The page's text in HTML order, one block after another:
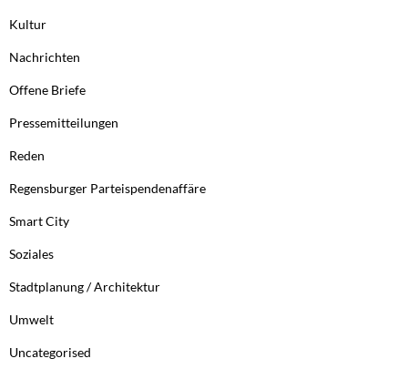
Kultur
Nachrichten
Offene Briefe
Pressemitteilungen
Reden
Regensburger Parteispendenaffäre
Smart City
Soziales
Stadtplanung / Architektur
Umwelt
Uncategorised